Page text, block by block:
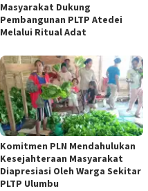
Masyarakat Dukung
Pembangunan PLTP Atedei
Melalui Ritual Adat
Komitmen PLN Mendahulukan
Kesejahteraan Masyarakat
Diapresiasi Oleh Warga Sekitar
PLTP Ulumbu